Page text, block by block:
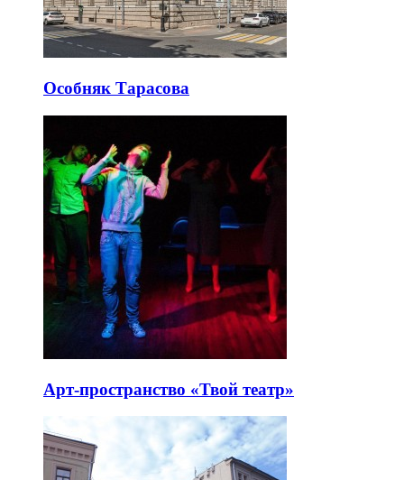
Особняк Тарасова
Арт-пространство «Твой театр»